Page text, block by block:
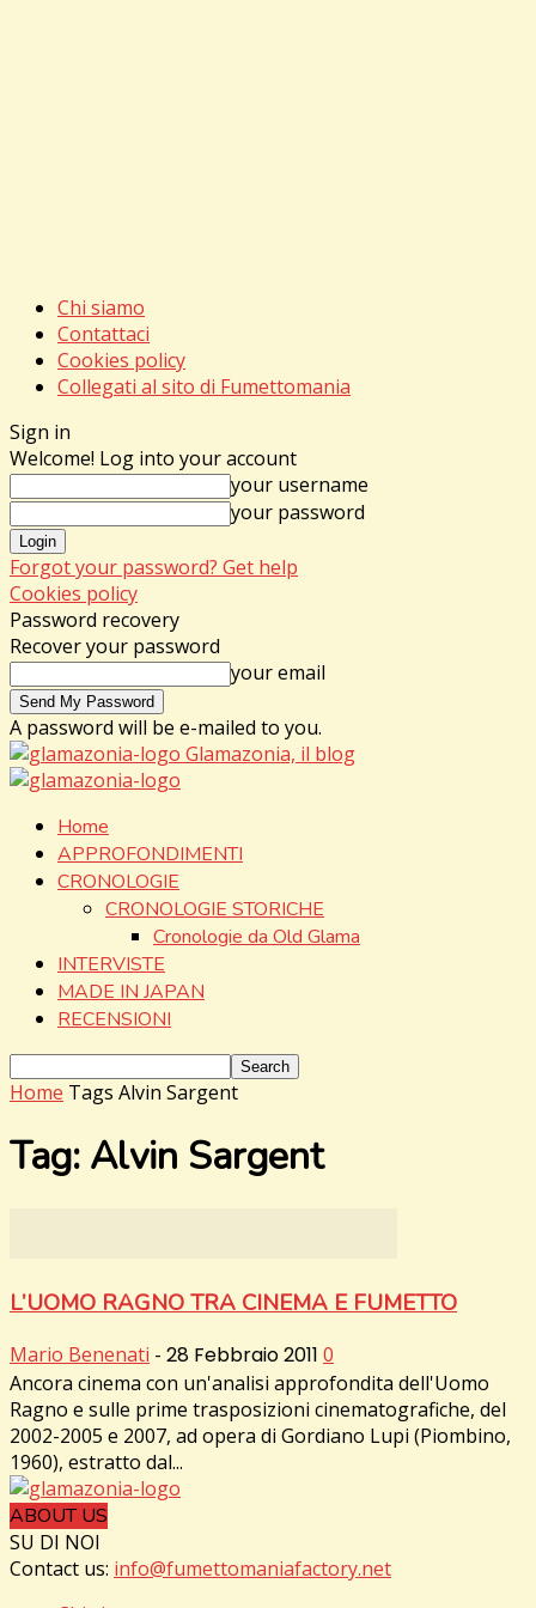
Chi siamo
Contattaci
Cookies policy
Collegati al sito di Fumettomania
Sign in
Welcome! Log into your account
your username
your password
Forgot your password? Get help
Cookies policy
Password recovery
Recover your password
your email
A password will be e-mailed to you.
Glamazonia, il blog
Home
APPROFONDIMENTI
CRONOLOGIE
CRONOLOGIE STORICHE
Cronologie da Old Glama
INTERVISTE
MADE IN JAPAN
RECENSIONI
Home Tags Alvin Sargent
Tag: Alvin Sargent
L’UOMO RAGNO TRA CINEMA E FUMETTO
Mario Benenati - 28 Febbraio 2011 0
Ancora cinema con un'analisi approfondita dell'Uomo
Ragno e sulle prime trasposizioni cinematografiche, del
2002-2005 e 2007, ad opera di Gordiano Lupi (Piombino,
1960), estratto dal...
ABOUT US
SU DI NOI
Contact us: info@fumettomaniafactory.net